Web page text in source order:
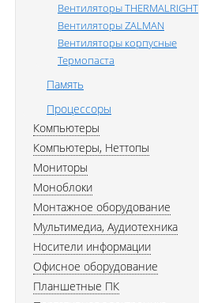
Вентиляторы THERMALRIGHT
Вентиляторы ZALMAN
Вентиляторы корпусные
Термопаста
Память
Процессоры
Компьютеры
Компьютеры, Неттопы
Мониторы
Моноблоки
Монтажное оборудование
Мультимедиа, Аудиотехника
Носители информации
Офисное оборудование
Планшетные ПК